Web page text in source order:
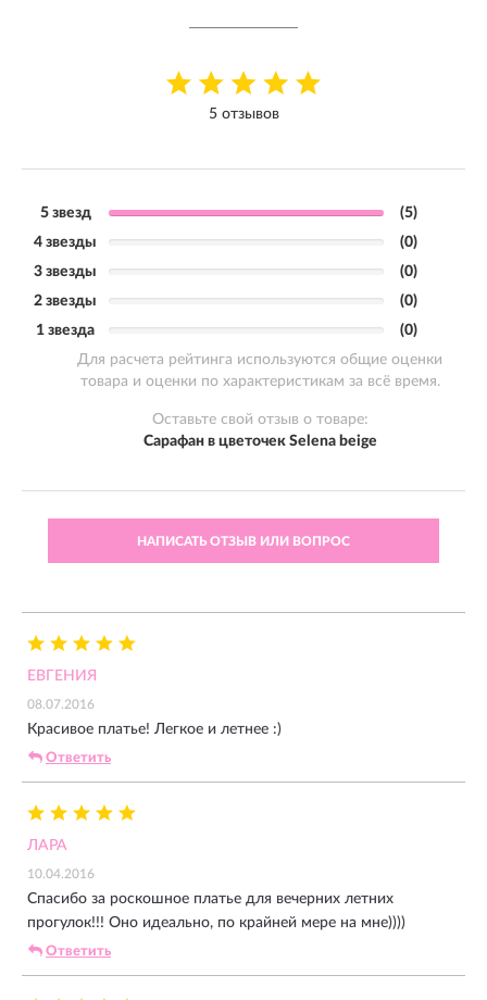
5 отзывов
5 звезд
(5)
4 звезды
(0)
3 звезды
(0)
2 звезды
(0)
1 звезда
(0)
Для расчета рейтинга используются общие оценки
товара и оценки по характеристикам за всё время.
Оставьте свой отзыв о товаре:
Сарафан в цветочек Selena beige
НАПИСАТЬ ОТЗЫВ ИЛИ ВОПРОС
ЕВГЕНИЯ
08.07.2016
Красивое платье! Легкое и летнее :)
Ответить
ЛАРА
10.04.2016
Спасибо за роскошное платье для вечерних летних
прогулок!!! Оно идеально, по крайней мере на мне))))
Ответить